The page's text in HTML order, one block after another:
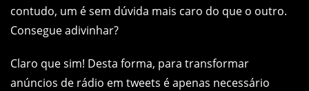
contudo, um é sem dúvida mais caro do que o outro.
Consegue adivinhar?
Claro que sim! Desta forma, para transformar
anúncios de rádio em tweets é apenas necessário